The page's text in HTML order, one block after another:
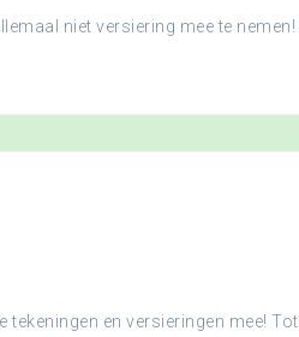
niet versiering mee te nemen!
en versieringen mee! Tot